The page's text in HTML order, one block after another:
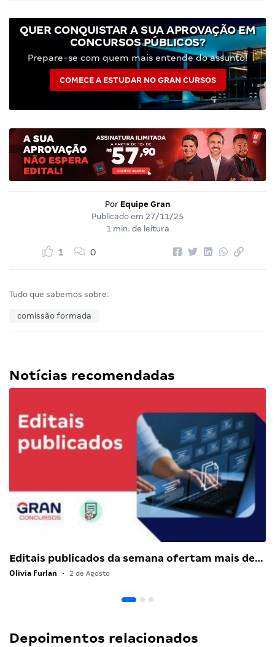
QUER CONQUISTAR A SUA APROVAÇÃO EM
CONCURSOS PÚBLICOS?
Prepare-se com quem mais entende do assunto!
COMECE A ESTUDAR NO GRAN CURSOS
Por Equipe Gran
Publicado em 27/11/25
1 min. de leitura
1 0
Tudo que sabemos sobre:
comissão formada
Notícias recomendadas
Editais publicados da semana ofertam mais de…
Olivia Furlan • 2 de Agosto
Depoimentos relacionados